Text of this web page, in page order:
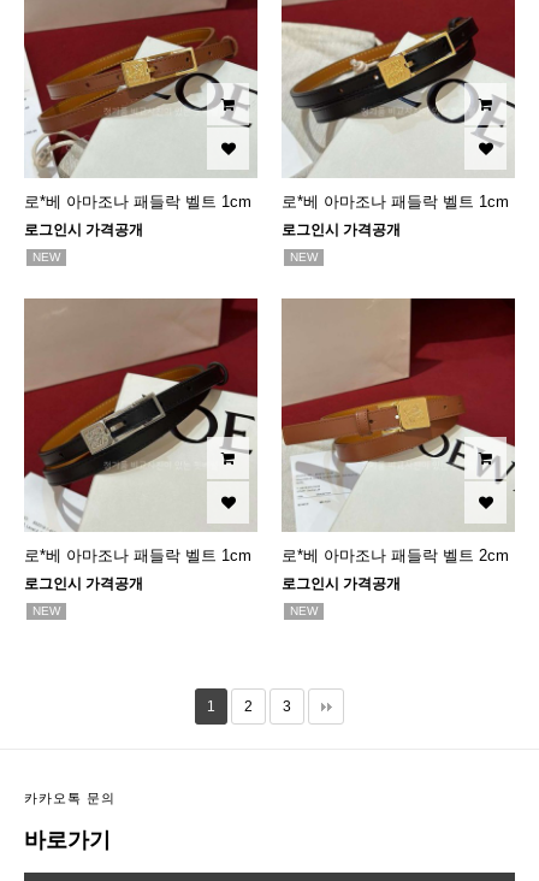
로*베 아마조나 패들락 벨트 1cm
로그인시 가격공개
NEW
로*베 아마조나 패들락 벨트 1cm
로그인시 가격공개
NEW
로*베 아마조나 패들락 벨트 1cm
로그인시 가격공개
NEW
로*베 아마조나 패들락 벨트 2cm
로그인시 가격공개
NEW
1 2 3
카카오톡 문의
바로가기